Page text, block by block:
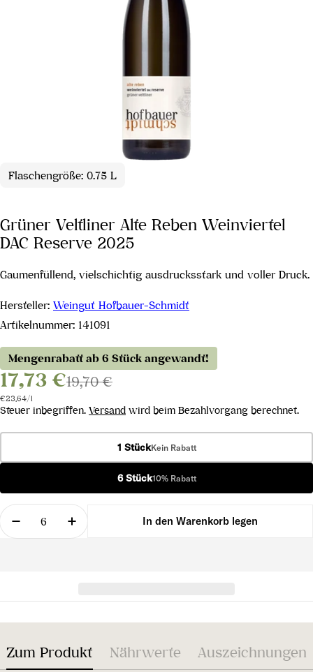
Flaschengröße: 0.75 L
Grüner Veltliner Alte Reben Weinviertel
DAC Reserve 2025
Gaumenfüllend, vielschichtig ausdrucksstark und voller Druck.
Hersteller: Weingut Hofbauer-Schmidt
Artikelnummer: 141091
Mengenrabatt ab 6 Stück angewandt!
17,73 €19,70 €
Stückpreis
€23,64/pro
l
Steuer inbegriffen. Versand wird beim Bezahlvorgang berechnet.
1 StückKein Rabatt
6 Stück10% Rabatt
Menge
Menge für Grüner Veltliner Alte Reben
Menge für Grüner Veltliner Alte Reben
In den Warenkorb legen
Zum Produkt Nährwerte Auszeichnungen